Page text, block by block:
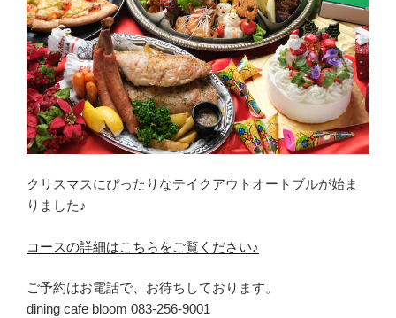
クリスマスにぴったりなテイクアウトオートブルが始ま
りました♪
コースの詳細はこちらをご覧ください♪
ご予約はお電話で、お待ちしております。
dining cafe bloom 083-256-9001